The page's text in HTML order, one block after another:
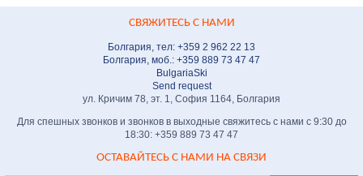
СВЯЖИТЕСЬ С НАМИ
Болгария, тел: +359 2 962 22 13
Болгария, моб.: +359 889 73 47 47
BulgariaSki
Send request
ул. Кричим 78, эт. 1, София 1164, Болгария
Для спешных звонков и звонков в выходные свяжитесь с нами с 9:30 до
18:30: +359 889 73 47 47
ОСТАВАЙТЕСЬ С НАМИ НА СВЯЗИ